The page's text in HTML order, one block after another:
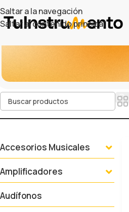
Saltar a la navegación
Saltar al contenido principal
Accesorios Musicales
Amplificadores
Audífonos